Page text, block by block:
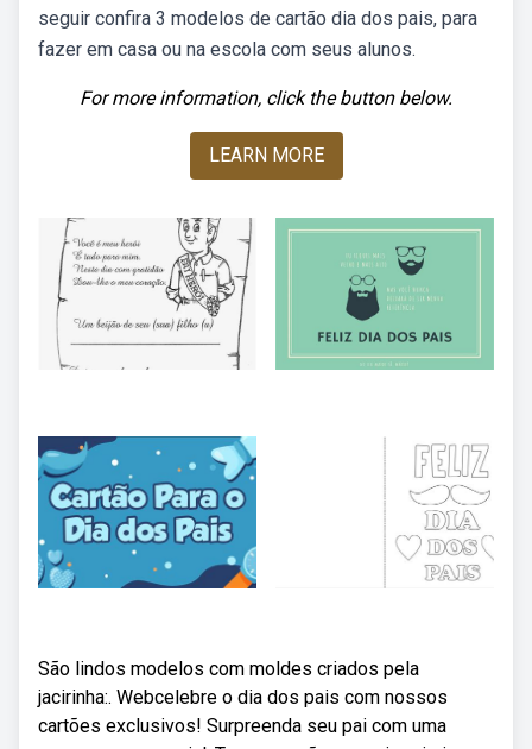
seguir confira 3 modelos de cartão dia dos pais, para
fazer em casa ou na escola com seus alunos.
For more information, click the button below.
LEARN MORE
São lindos modelos com moldes criados pela
jacirinha:. Webcelebre o dia dos pais com nossos
cartões exclusivos! Surpreenda seu pai com uma